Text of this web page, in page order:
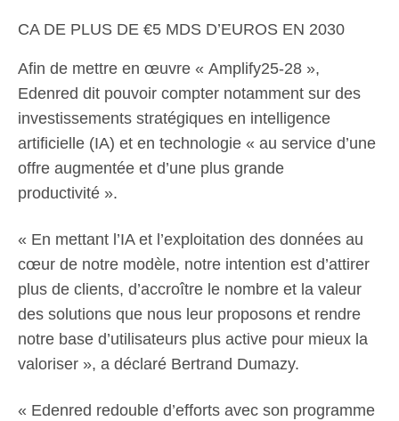
CA DE PLUS DE €5 MDS D’EUROS EN 2030
Afin de mettre en œuvre « Amplify25-28 »,
Edenred dit pouvoir compter notamment sur des
investissements stratégiques en intelligence
artificielle (IA) et en technologie « au service d’une
offre augmentée et d’une plus grande
productivité ».
« En mettant l’IA et l’exploitation des données au
cœur de notre modèle, notre intention est d’attirer
plus de clients, d’accroître le nombre et la valeur
des solutions que nous leur proposons et rendre
notre base d’utilisateurs plus active pour mieux la
valoriser », a déclaré Bertrand Dumazy.
« Edenred redouble d’efforts avec son programme